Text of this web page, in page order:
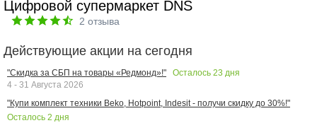
Цифровой супермаркет DNS
2 отзыва
Действующие акции на сегодня
"Скидка за СБП на товары «Редмонд»!" Осталось 23 дня
4 - 31 Августа 2026
"Купи комплект техники Beko, Hotpoint, Indesit - получи скидку до 30%!"
Осталось 2 дня